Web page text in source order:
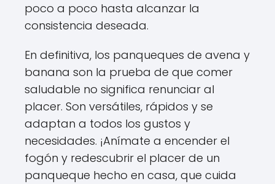
poco a poco hasta alcanzar la
consistencia deseada.
En definitiva, los panqueques de avena y
banana son la prueba de que comer
saludable no significa renunciar al
placer. Son versátiles, rápidos y se
adaptan a todos los gustos y
necesidades. ¡Anímate a encender el
fogón y redescubrir el placer de un
panqueque hecho en casa, que cuida